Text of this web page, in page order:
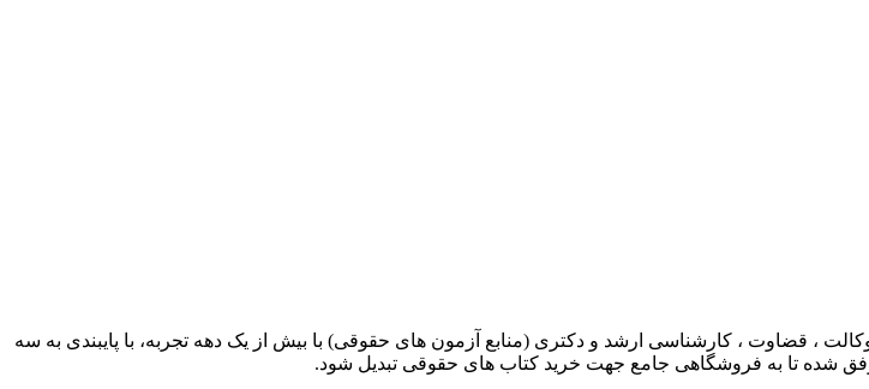
، قضاوت ، کارشناسی ارشد و دکتری (منابع آزمون های حقوقی) با بیش از یک دهه تجربه، با پایبندی به سه
شده تا به فروشگاهی جامع جهت خرید کتاب های حقوقی تبدیل شود.